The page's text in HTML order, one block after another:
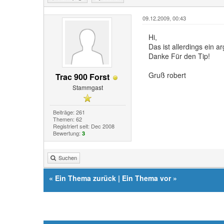
Trac 900 Forst
Stammgast
Beiträge: 261
Themen: 62
Registriert seit: Dec 2008
Bewertung: 3
09.12.2009, 00:43
Hi,
Das ist allerdings ein
Danke Für den Tip!
Gruß robert
Suchen
« Ein Thema zurück | Ein Thema vor»